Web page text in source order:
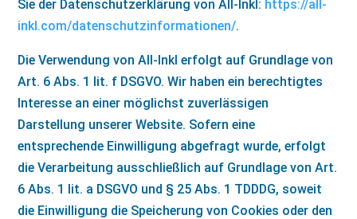
Sie der Datenschutzerklärung von All-Inkl: https://all-
inkl.com/datenschutzinformationen/.
Die Verwendung von All-Inkl erfolgt auf Grundlage von
Art. 6 Abs. 1 lit. f DSGVO. Wir haben ein berechtigtes
Interesse an einer möglichst zuverlässigen
Darstellung unserer Website. Sofern eine
entsprechende Einwilligung abgefragt wurde, erfolgt
die Verarbeitung ausschließlich auf Grundlage von Art.
6 Abs. 1 lit. a DSGVO und § 25 Abs. 1 TDDDG, soweit
die Einwilligung die Speicherung von Cookies oder den